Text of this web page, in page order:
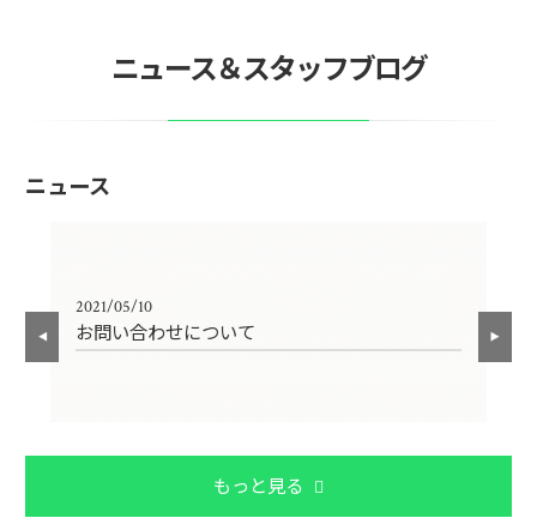
ニュース＆スタッフブログ
ニュース
2021/05/10
お問い合わせについて
もっと見る